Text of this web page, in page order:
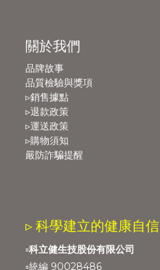
關於我們
品牌故事
品質檢驗與獎項
▹銷售據點
▹退款政策
▹運送政策
▹購物須知
嚴防詐騙提醒
▹ 科學建立的健康自信
▫️科立健生技股份有限公司
▫️統編 90028486